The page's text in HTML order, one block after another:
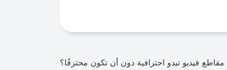
مقاطع فيديو تبدو احترافية دون أن تكون محترفًا؟